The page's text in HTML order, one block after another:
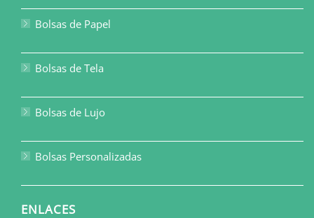
Bolsas de Papel
Bolsas de Tela
Bolsas de Lujo
Bolsas Personalizadas
ENLACES